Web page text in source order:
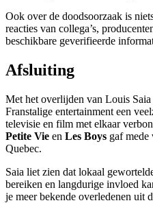
Ook over de doodsoorzaak is
reacties van collega’s,
beschikbare geverifieerde
Afsluiting
Met het overlijden van Louis Saia
Franstalige entertainment een
televisie en film met elkaar
Petite Vie en Les Boys gaf mede
Quebec.
Saia liet zien dat lokaal
bereiken en langdurige invloed
je meer bekende overledenen uit